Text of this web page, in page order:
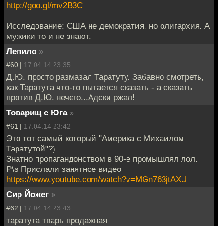
http://goo.gl/mv2B3C
Исследование: США не демократия, но олигархия. А
мужики то и не знают.
Лепило »
#60 | 17.04.14 23:35
Д.Ю. просто размазал Таратуту. Забавно смотреть,
как Таратута что-то пытается сказать - а сказать
против Д.Ю. нечего...Адски ржал!
Товарищ с Юга »
#61 | 17.04.14 23:42
Это тот самый который "Америка с Михаилом
Таратутой"?)
Знатно пропагандонством в 90-е промышлял лол.
P\s Прислали занятное видео
https://www.youtube.com/watch?v=MGn763jtAXU
Сир Йожег »
#62 | 17.04.14 23:43
таратута тварь продажная